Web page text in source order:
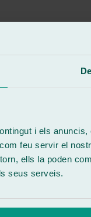
i els
feu servir el
ells la poden
seus serveis.